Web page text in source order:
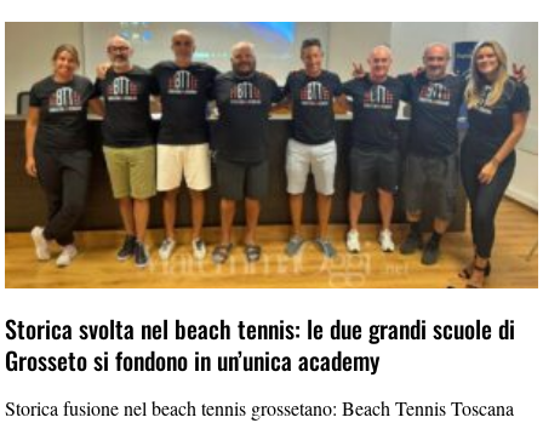
Storica svolta nel beach tennis: le due grandi scuole di
Grosseto si fondono in un’unica academy
Storica fusione nel beach tennis grossetano: Beach Tennis Toscana